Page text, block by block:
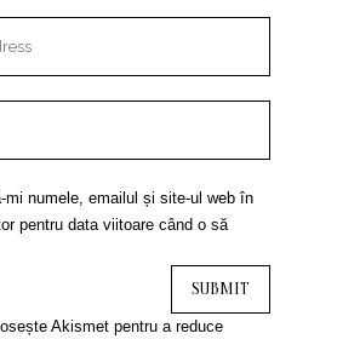
mi numele, emailul și site-ul web în
pentru data viitoare când o să
Akismet pentru a reduce